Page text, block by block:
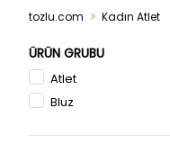
tozlu.com Kadın Atlet
ÜRÜN GRUBU
Atlet
Bluz